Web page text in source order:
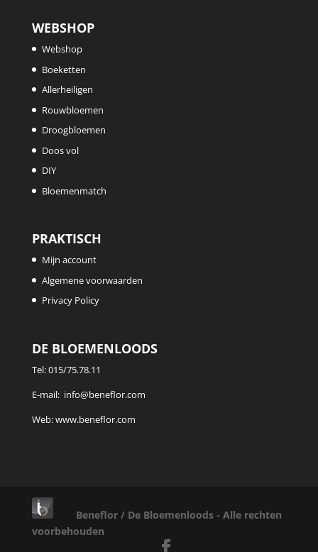
WEBSHOP
Webshop
Boeketten
Allerheiligen
Rouwbloemen
Droogbloemen
Doos vol
DIY
Bloemenmatch
PRAKTISCH
Mijn account
Algemene voorwaarden
Privacy Policy
DE BLOEMENLOODS
Tel:015/75.78.11
E-mail: info@beneflor.com
Web:www.beneflor.com
Beneflor / De Bloemenloods - Alle rechten
voorbehouden